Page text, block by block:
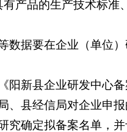
有产品的生产技术标
数据要在企业（单位
阳新县企业研发中心
、县经信局对企业申
究确定拟备案名单，